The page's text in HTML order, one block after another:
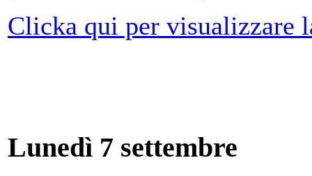
Clicka qui per visualizzare
Lunedì 7 settembre